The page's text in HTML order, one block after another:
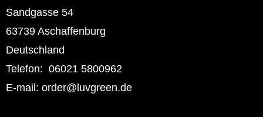
Sandgasse 54
63739 Aschaffenburg
Deutschland
Telefon: 06021 5800962
E-mail: order@luvgreen.de